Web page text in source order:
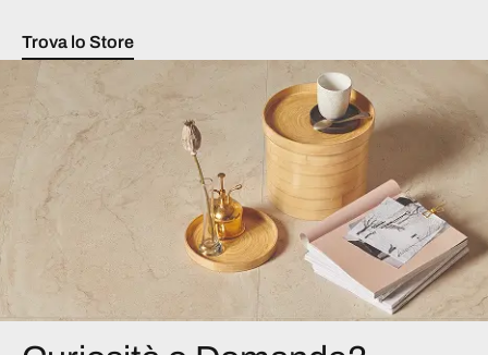
Trova lo Store